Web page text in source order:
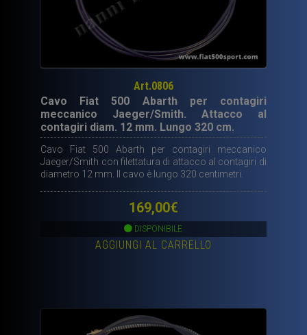
Art.0806
Cavo Fiat 500 Abarth per contagiri
meccanico Jaeger/Smith. Attacco al
contagiri diam. 12 mm. Lungo 320 cm.
Cavo Fiat 500 Abarth per contagiri meccanico
Jaeger/Smith con filettatura di attacco al contagiri di
diametro 12 mm. Il cavo è lungo 320 centimetri.
169,00€
DISPONIBILE
AGGIUNGI AL CARRELLO